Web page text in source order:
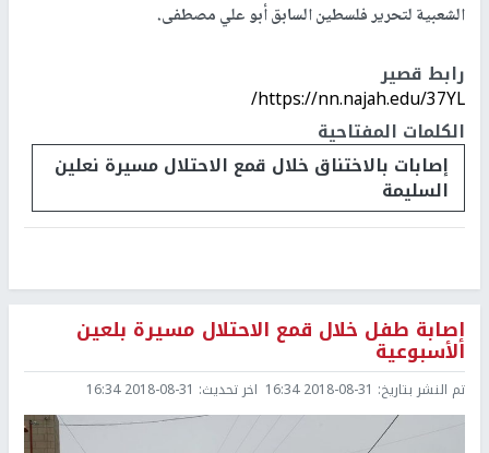
الشعبية لتحرير فلسطين السابق أبو علي مصطفى.
رابط قصير
https://nn.najah.edu/37YL/
الكلمات المفتاحية
إصابات بالاختناق خلال قمع الاحتلال مسيرة نعلين
السليمة
إصابة طفل خلال قمع الاحتلال مسيرة بلعين
الأسبوعية
تم النشر بتاريخ: 2018-08-31 16:34 اخر تحديث: 2018-08-31 16:34